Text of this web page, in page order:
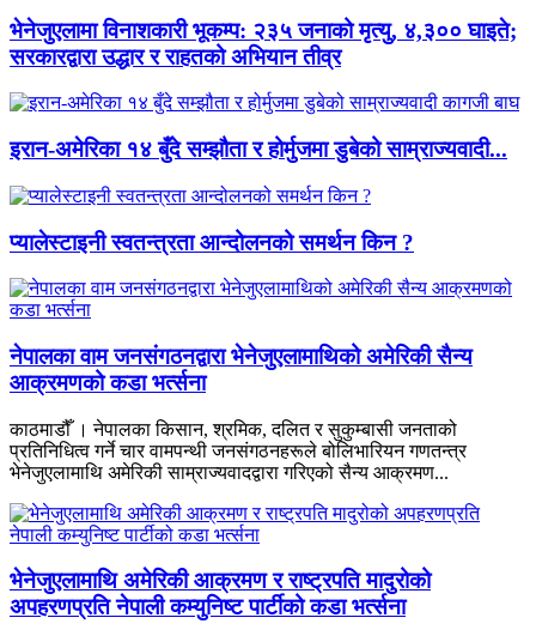
भेनेजुएलामा विनाशकारी भूकम्प: २३५ जनाको मृत्यु, ४,३०० घाइते;
सरकारद्वारा उद्धार र राहतको अभियान तीव्र
इरान-अमेरिका १४ बुँदे सम्झौता र होर्मुजमा डुबेको साम्राज्यवादी...
प्यालेस्टाइनी स्वतन्त्रता आन्दोलनको समर्थन किन ?
नेपालका वाम जनसंगठनद्वारा भेनेजुएलामाथिको अमेरिकी सैन्य
आक्रमणको कडा भर्त्सना
काठमाडौँ । नेपालका किसान, श्रमिक, दलित र सुकुम्बासी जनताको
प्रतिनिधित्व गर्ने चार वामपन्थी जनसंगठनहरूले बोलिभारियन गणतन्त्र
भेनेजुएलामाथि अमेरिकी साम्राज्यवादद्वारा गरिएको सैन्य आक्रमण...
भेनेजुएलामाथि अमेरिकी आक्रमण र राष्ट्रपति मादुरोको
अपहरणप्रति नेपाली कम्युनिष्ट पार्टीको कडा भर्त्सना